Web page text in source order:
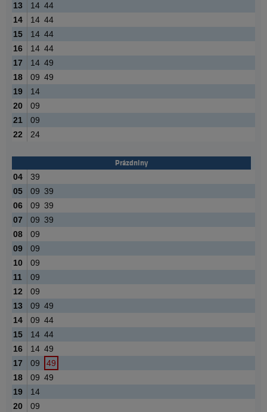
13
14 44
14
14 44
15
14 44
16
14 44
17
14 49
18
09 49
19
14
20
09
21
09
22
24
Prázdniny
04
39
05
09 39
06
09 39
07
09 39
08
09
09
09
10
09
11
09
12
09
13
09 49
14
09 44
15
14 44
16
14 49
17
09
49
18
09 49
19
14
20
09